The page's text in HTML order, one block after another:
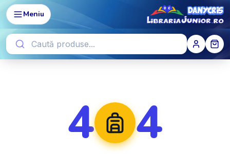
Meniu
4 4